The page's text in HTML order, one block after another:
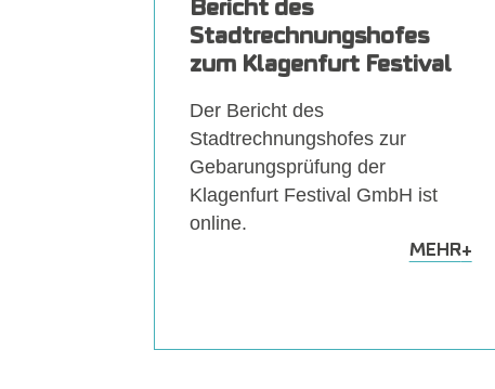
Bericht des
Stadtrechnungshofes
zum Klagenfurt Festival
Der Bericht des
Stadtrechnungshofes zur
Gebarungsprüfung der
Klagenfurt Festival GmbH ist
online.
MEHR+